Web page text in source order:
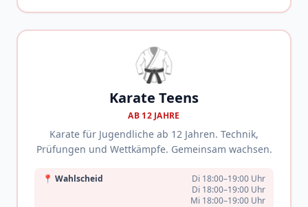
🥋
Karate Teens
AB 12 JAHRE
Karate für Jugendliche ab 12 Jahren. Technik,
Prüfungen und Wettkämpfe. Gemeinsam wachsen.
📍 Wahlscheid
Di 18:00–19:00 Uhr
Di 18:00–19:00 Uhr
Mi 18:00–19:00 Uhr